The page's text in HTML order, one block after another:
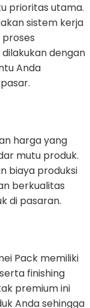
prioritas utama.
sistem kerja
dengan
Anda
harga yang
mutu produk.
biaya produksi
berkualitas
di pasaran.
Pack memiliki
finishing
premium ini
Anda sehingga